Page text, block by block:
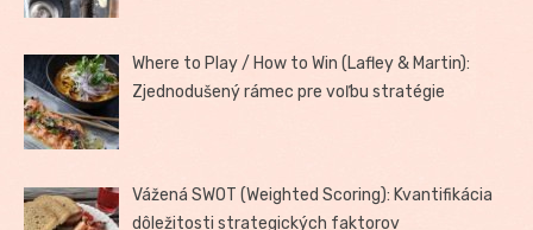
Where to Play / How to Win (Lafley & Martin):
Zjednodušený rámec pre voľbu stratégie
Vážená SWOT (Weighted Scoring): Kvantifikácia
dôležitosti strategických faktorov